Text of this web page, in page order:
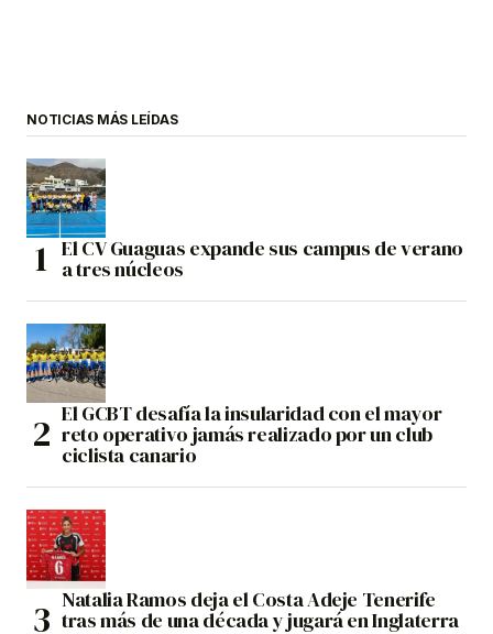
NOTICIAS MÁS LEÍDAS
El CV Guaguas expande sus campus de verano
a tres núcleos
El GCBT desafía la insularidad con el mayor
reto operativo jamás realizado por un club
ciclista canario
Natalia Ramos deja el Costa Adeje Tenerife
tras más de una década y jugará en Inglaterra